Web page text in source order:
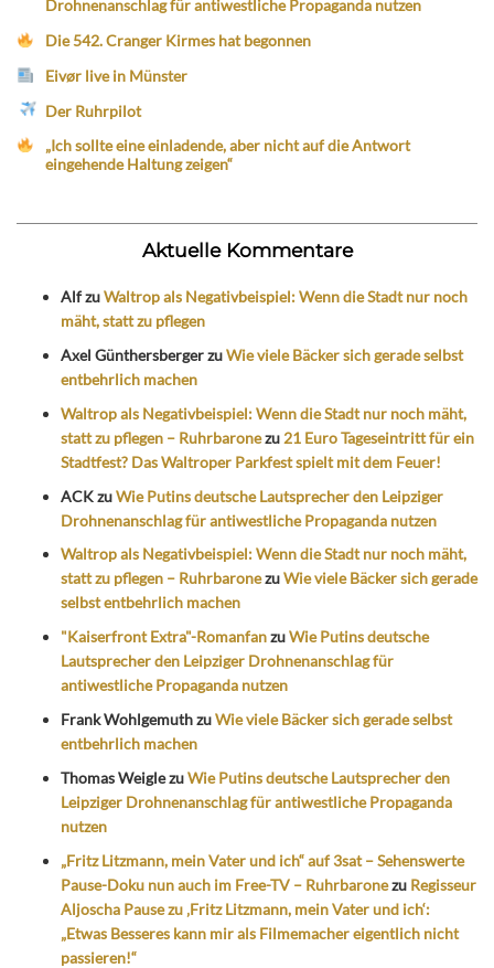
Drohnenanschlag für antiwestliche Propaganda nutzen
Die 542. Cranger Kirmes hat begonnen
Eivør live in Münster
Der Ruhrpilot
„Ich sollte eine einladende, aber nicht auf die Antwort
eingehende Haltung zeigen“
Aktuelle Kommentare
AlfzuWaltrop als Negativbeispiel: Wenn die Stadt nur noch
mäht, statt zu pflegen
Axel GünthersbergerzuWie viele Bäcker sich gerade selbst
entbehrlich machen
Waltrop als Negativbeispiel: Wenn die Stadt nur noch mäht,
statt zu pflegen – Ruhrbaronezu 21 Euro Tageseintritt für ein
Stadtfest? Das Waltroper Parkfest spielt mit dem Feuer!
ACKzuWie Putins deutsche Lautsprecher den Leipziger
Drohnenanschlag für antiwestliche Propaganda nutzen
Waltrop als Negativbeispiel: Wenn die Stadt nur noch mäht,
statt zu pflegen – RuhrbaronezuWie viele Bäcker sich gerade
selbst entbehrlich machen
"Kaiserfront Extra"-RomanfanzuWie Putins deutsche
Lautsprecher den Leipziger Drohnenanschlag für
antiwestliche Propaganda nutzen
Frank WohlgemuthzuWie viele Bäcker sich gerade selbst
entbehrlich machen
Thomas WeiglezuWie Putins deutsche Lautsprecher den
Leipziger Drohnenanschlag für antiwestliche Propaganda
nutzen
„Fritz Litzmann, mein Vater und ich“ auf 3sat – Sehenswerte
Pause-Doku nun auch im Free-TV – Ruhrbaronezu Regisseur
Aljoscha Pause zu ‚Fritz Litzmann, mein Vater und ich‘:
„Etwas Besseres kann mir als Filmemacher eigentlich nicht
passieren!“